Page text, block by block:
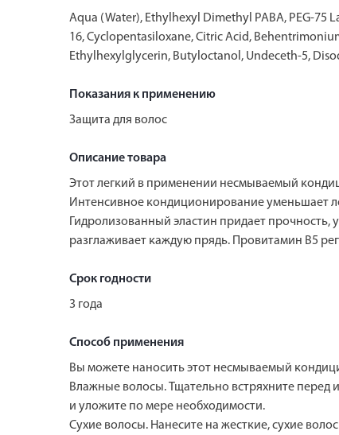
Aqua (Water), Ethylhexyl Dimethyl PABA, PEG-
16, Cyclopentasiloxane, Citric Acid,
Ethylhexylglycerin, Butyloctanol, Undeceth-5,
Показания к применению
Защита для волос
Описание товара
Этот легкий в применении несмываемый
Интенсивное кондиционирование уменьшает
Гидролизованный эластин придает прочность,
разглаживает каждую прядь. Провитамин В5
Срок годности
3 года
Способ применения
Вы можете наносить этот несмываемый
Влажные волосы. Тщательно встряхните перед
и уложите по мере необходимости.
Сухие волосы. Нанесите на жесткие, сухие